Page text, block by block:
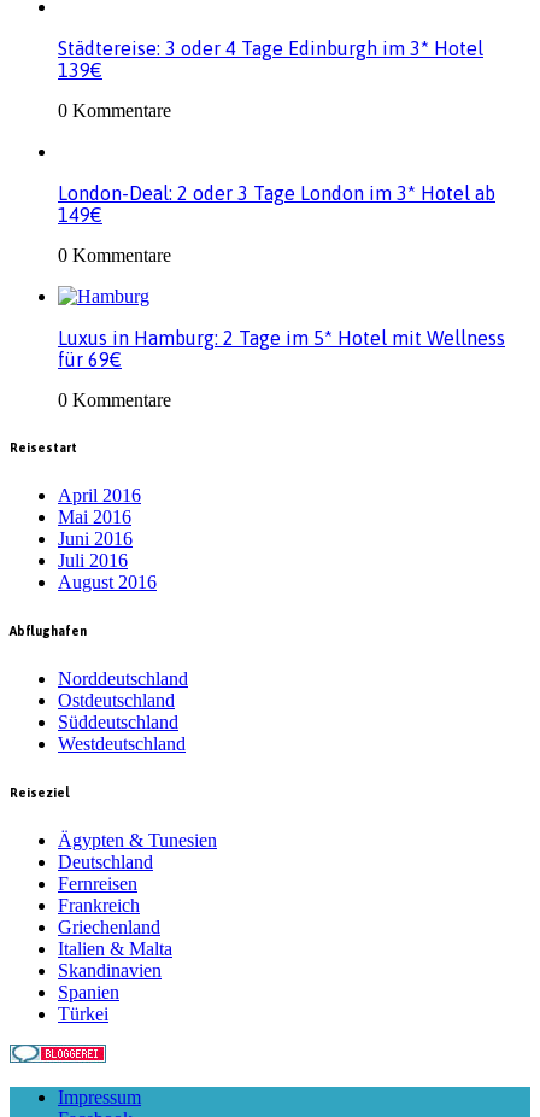
Städtereise: 3 oder 4 Tage Edinburgh im 3* Hotel
139€
0 Kommentare
London-Deal: 2 oder 3 Tage London im 3* Hotel ab
149€
0 Kommentare
Luxus in Hamburg: 2 Tage im 5* Hotel mit Wellness
für 69€
0 Kommentare
Reisestart
April 2016
Mai 2016
Juni 2016
Juli 2016
August 2016
Abflughafen
Norddeutschland
Ostdeutschland
Süddeutschland
Westdeutschland
Reiseziel
Ägypten & Tunesien
Deutschland
Fernreisen
Frankreich
Griechenland
Italien & Malta
Skandinavien
Spanien
Türkei
Impressum